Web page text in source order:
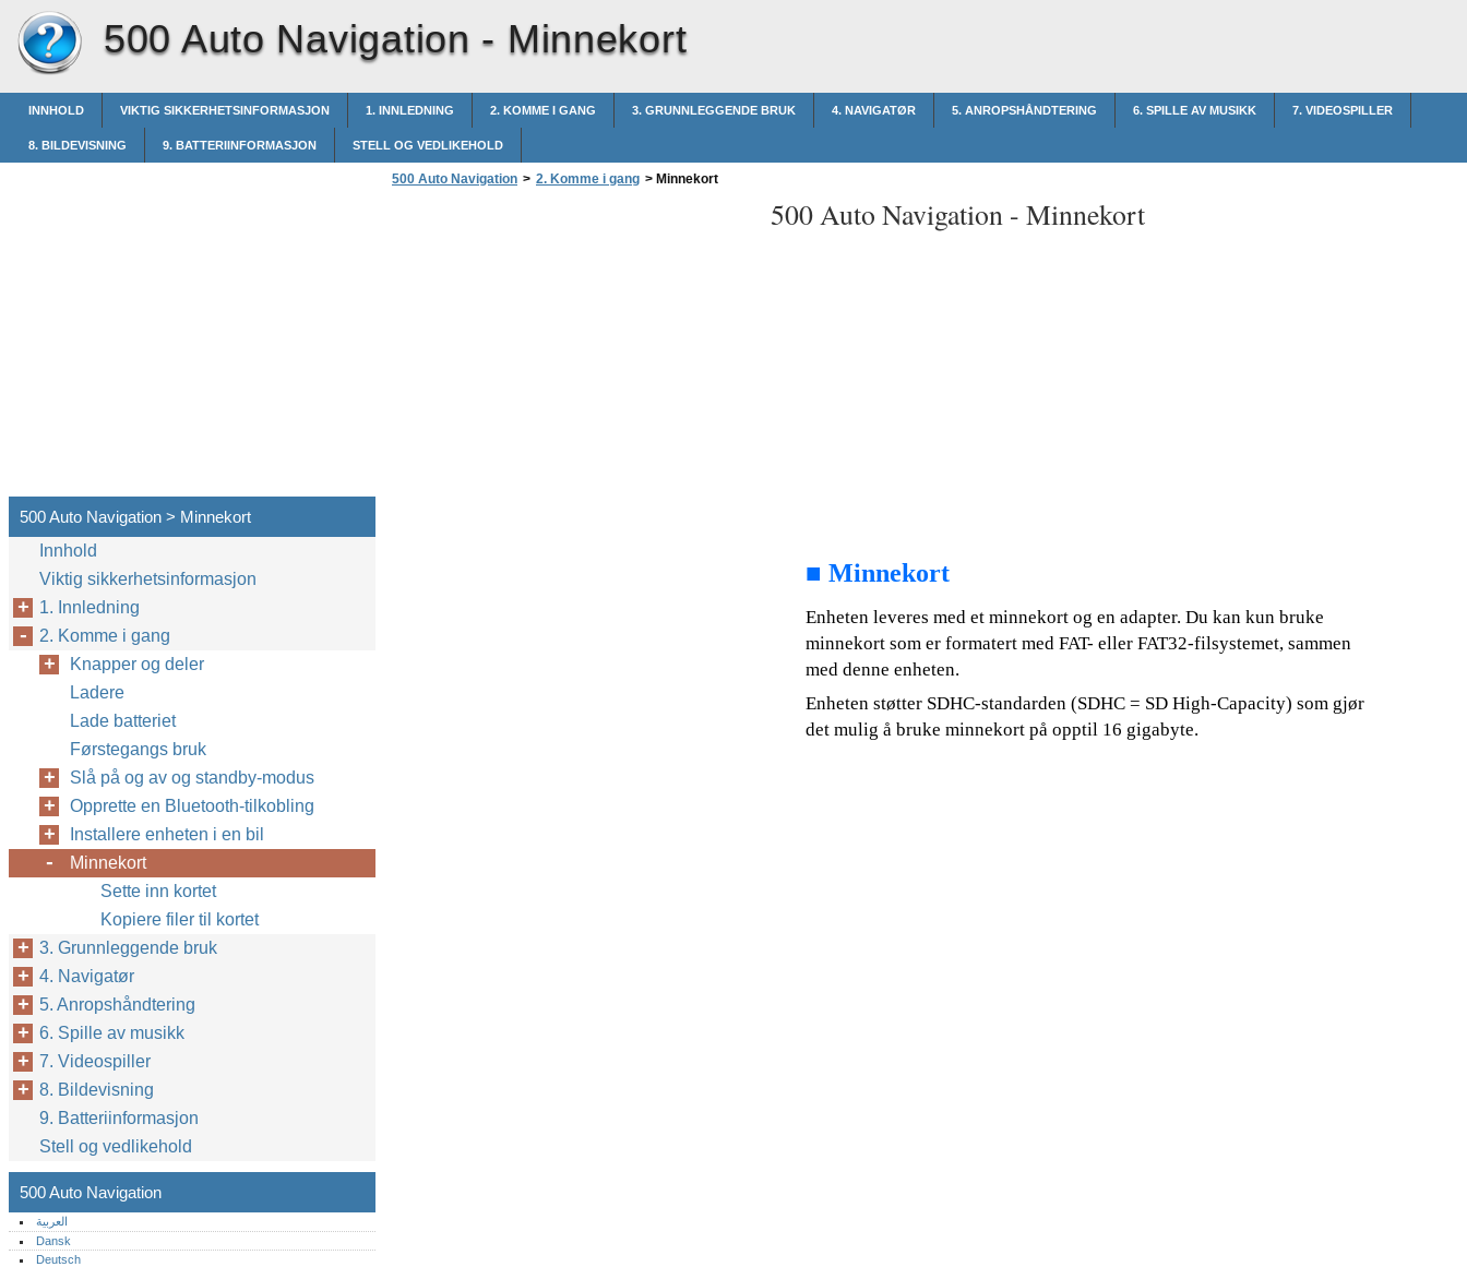
500 Auto Navigation - Minnekort
INNHOLD VIKTIG SIKKERHETSINFORMASJON 1. INNLEDNING 2. KOMME I GANG 3. GRUNNLEGGENDE BRUK 4. NAVIGATØR 5. ANROPSHÅNDTERING 6. SPILLE AV MUSIKK 7. VIDEOSPILLER
8. BILDEVISNING 9. BATTERIINFORMASJON STELL OG VEDLIKEHOLD
500 Auto Navigation > 2. Komme i gang > Minnekort
500 Auto Navigation - Minnekort
■ Minnekort
Enheten leveres med et minnekort og en adapter. Du kan kun bruke
minnekort som er formatert med FAT- eller FAT32-filsystemet, sammen
med denne enheten.
Enheten støtter SDHC-standarden (SDHC = SD High-Capacity) som gjør
det mulig å bruke minnekort på opptil 16 gigabyte.
500 Auto Navigation > Minnekort
Innhold
Viktig sikkerhetsinformasjon
1. Innledning
2. Komme i gang
Knapper og deler
Ladere
Lade batteriet
Førstegangs bruk
Slå på og av og standby-modus
Opprette en Bluetooth-tilkobling
Installere enheten i en bil
Minnekort
Sette inn kortet
Kopiere filer til kortet
3. Grunnleggende bruk
4. Navigatør
5. Anropshåndtering
6. Spille av musikk
7. Videospiller
8. Bildevisning
9. Batteriinformasjon
Stell og vedlikehold
500 Auto Navigation
العربية
Dansk
Deutsch